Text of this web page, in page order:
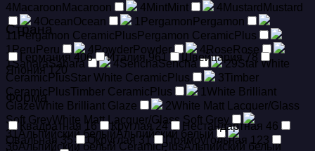
4 Macaroon Macaroon 4 MintMint 4 Mustard Mustard
4OceanOcean 1 Pergamon Pergamon
11 Pergamon CeramicPlus Pergamon CeramicPlus
1Peru Peru 4 PowderPowder 4Rose Rose
1SaharaSahara 4SenchaSencha 29Star White
CeramicPlusStar White CeramicPlus 3Timber
CeramicPlusTimber CeramicPlus 1 White Brilliant
GlazeWhite Brilliant Glaze 2White Matt Lacquer/Glass
Soft GreyWhite Matt Lacquer/Glass Soft Grey
31Альпийский белыйАльпийский белый
36Альпийский белый CeramicPlusАльпийский белый
Страна
Германия 406 Италия961 Швейцария78
Япония120
Форма
Квадратная 16 Круглая24 Нестандартная 46
Овальная35 Округлая31 Прямоугольная 123